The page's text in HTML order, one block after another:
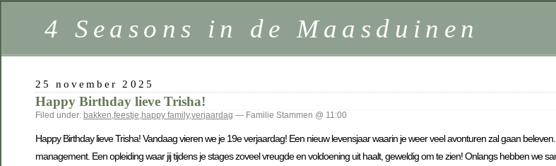
4 Seasons in de Maasduinen
25 november 2025
Happy Birthday lieve Trisha!
Filed under: bakken,feestje,happy family,verjaardag — Familie Stammen @ 11:00
Happy Birthday lieve Trisha! Vandaag vieren we je 19e verjaardag! Een nieuw levensjaar waarin je weer veel avonturen zal gaan
management. Een opleiding waar jij tijdens je stages zoveel vreugde en voldoening uit haalt, geweldig om te zien! Onlangs hebben we